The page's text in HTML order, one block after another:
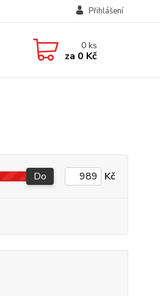
Přihlášení
0ks
za 0 Kč
Do Kč